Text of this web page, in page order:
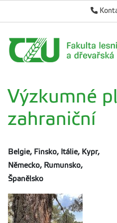
Výzkumné
zahraniční
Belgie, Finsko, Itálie, Kypr,
Německo, Rumunsko,
Španělsko